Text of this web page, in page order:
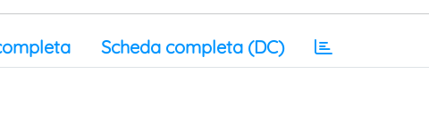
Scheda completa (DC)